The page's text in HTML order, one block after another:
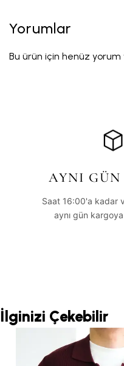
Yorumlar
Bu ürün için henüz yorum
AYNI GÜN
Saat 16:00'a kadar
aynı gün
İlginizi Çekebilir